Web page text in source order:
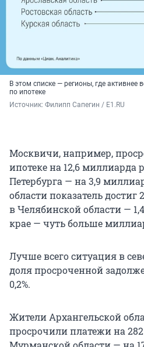
В этом списке — регионы, где активнее
по ипотеке
Источник: Филипп Сапегин / E1.RU
Москвичи, например,
ипотеке на 12,6 миллиарда
Петербурга — на 3,9
области показатель
в Челябинской области —
крае — чуть больше
Лучше всего ситуация в
доля просроченной
0,2%.
Жители Архангельской
просрочили платежи на